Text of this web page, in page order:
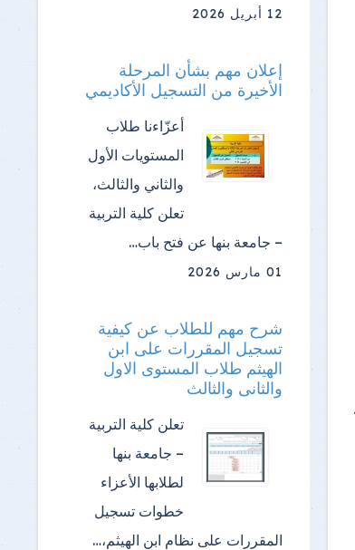
12 أبريل 2026
إعلان مهم بشأن المرحلة
الأخيرة من التسجيل الأكاديمي
أعزّاءنا طلاب
المستويات الأول
والثاني والثالث،
تعلن كلية التربية
– جامعة بنها عن فتح باب…
01 مارس 2026
شرح مهم للطلاب عن كيفية
تسجيل المقررات على ابن
الهيثم طلاب المستوى الاول
والثانى والثالث
تعلن كلية التربية
– جامعة بنها
لطلابها الأعزاء
خطوات تسجيل
المقررات على نظام ابن الهيثم،…